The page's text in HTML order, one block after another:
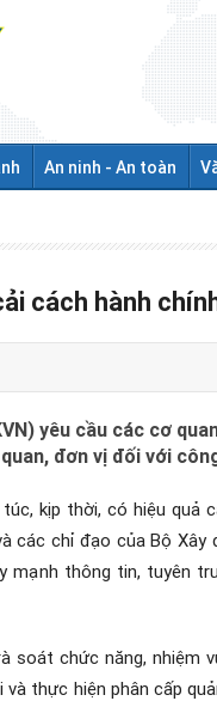
An ninh - An toàn
cách hành
yêu cầu các cơ
đơn vị đối với
kịp thời, có hiệu quả
các chỉ đạo của Bộ
mạnh thông tin, tuyên
soát chức năng, nhiệm
và thực hiện phân cấp